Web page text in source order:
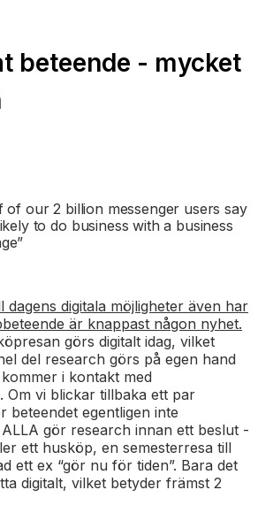
beteende - mycket
of our 2 billion messenger users say
to do business with a business
dagens digitala möjligheter även har
är knappast någon nyhet.
görs digitalt idag, vilket
del research görs på egen hand
i kontakt med
Om vi blickar tillbaka ett par
beteendet egentligen inte
gör research innan ett beslut -
ett husköp, en semesterresa till
ett ex “gör nu för tiden”. Bara det
digitalt, vilket betyder främst 2